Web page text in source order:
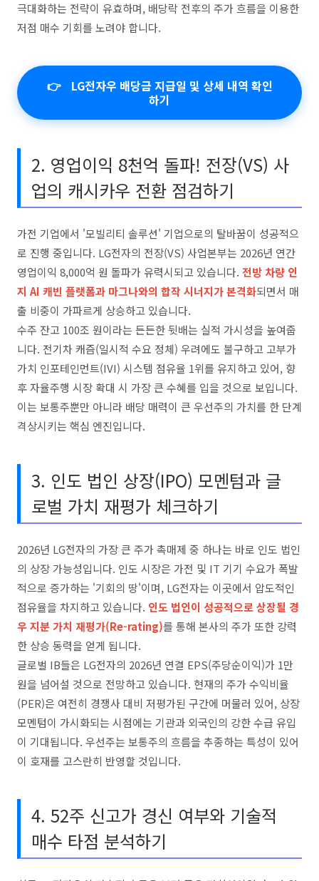
극대화하는 전략이 유효하며, 배당락 전후의 주가 흐름을 이용한
저점 매수 기회를 노려야 합니다.
👉
LG전자우 배당금 지급일 및 상세 내역 확인
하기
2. 영업이익 8천억 돌파! 전장(VS) 사
업의 캐시카우 전환 점검하기
가전 기업에서 '모빌리티 솔루션' 기업으로의 탈바꿈이 성공적으
로 진행 중입니다. LG전자의 전장(VS) 사업본부는 2026년 연간
영업이익 8,000억 원 돌파가 유력시되고 있습니다. 전방 차량 인
지 AI 캐빈 플랫폼과 마그나와의 합작 시너지가 본격화되면서 매
출 비중이 가파르게 상승하고 있습니다.
수주 잔고 100조 원이라는 든든한 뒷배는 실적 가시성을 높여줍
니다. 전기차 캐즘(일시적 수요 정체) 우려에도 불구하고 고부가
가치 인포테인먼트(IVI) 시스템 점유율 1위를 유지하고 있어, 향
후 자율주행 시장 확대 시 가장 큰 수혜를 입을 것으로 보입니다.
이는 보통주뿐만 아니라 배당 매력이 큰 우선주의 가치를 한 단계
격상시키는 핵심 엔진입니다.
3. 인도 법인 상장(IPO) 모멘텀과 글
로벌 가치 재평가 체크하기
2026년 LG전자의 가장 큰 주가 촉매제 중 하나는 바로 인도 법인
의 상장 가능성입니다. 인도 시장은 가전 및 IT 기기 수요가 폭발
적으로 증가하는 '기회의 땅'이며, LG전자는 이곳에서 압도적인
점유율을 차지하고 있습니다. 인도 법인이 성공적으로 상장될 경
우 지분 가치 재평가(Re-rating)를 통해 본사의 주가 또한 강력
한 상승 동력을 얻게 됩니다.
글로벌 IB들은 LG전자의 2026년 연결 EPS(주당순이익)가 1만
원을 넘어설 것으로 전망하고 있습니다. 현재의 주가 수익비율
(PER)은 여전히 경쟁사 대비 저평가된 구간에 머물러 있어, 상장
모멘텀이 가시화되는 시점에는 기관과 외국인의 강한 수급 유입
이 기대됩니다. 우선주는 보통주의 흐름을 추종하는 특성이 있어
이 호재를 고스란히 반영할 것입니다.
4. 52주 신고가 경신 여부와 기술적
매수 타점 분석하기